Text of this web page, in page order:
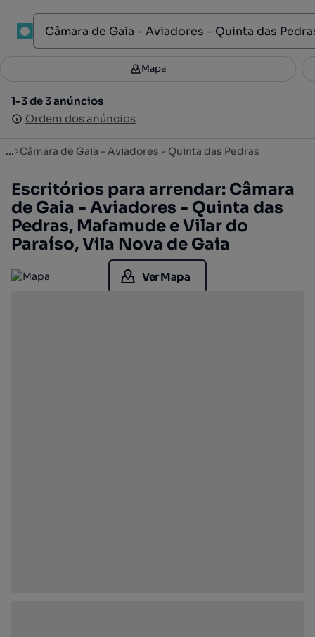
1
Filtros 4
1-3 de 3 anúncios
Ordem dos anúncios
Mapa
1-3 de 3 anúncios
Ordem dos anúncios
... Câmara de Gaia - Aviadores - Quinta das Pedras
Escritórios para arrendar: Câmara
de Gaia - Aviadores - Quinta das
Pedras, Mafamude e Vilar do
Paraíso, Vila Nova de Gaia
Ver Mapa